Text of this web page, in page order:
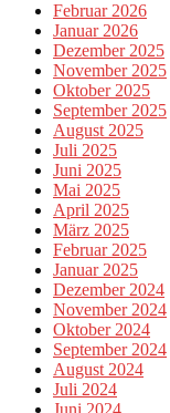
Februar 2026
Januar 2026
Dezember 2025
November 2025
Oktober 2025
September 2025
August 2025
Juli 2025
Juni 2025
Mai 2025
April 2025
März 2025
Februar 2025
Januar 2025
Dezember 2024
November 2024
Oktober 2024
September 2024
August 2024
Juli 2024
Juni 2024